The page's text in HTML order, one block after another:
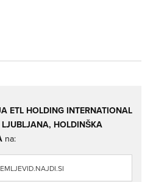
ETL HOLDING INTERNATIONAL
HOLDINŠKA
na: